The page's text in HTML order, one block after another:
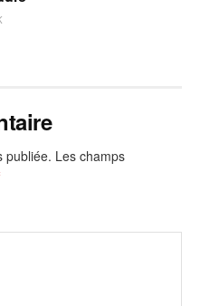
publiée. Les champs